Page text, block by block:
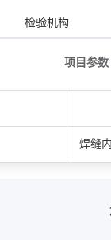
检验机构
项目参数
焊缝